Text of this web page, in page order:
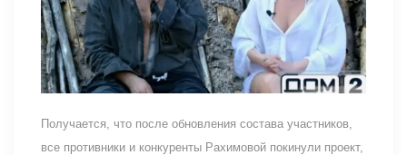
Получается, что после обновления состава участников,
все противники и конкуренты Рахимовой покинули проект,